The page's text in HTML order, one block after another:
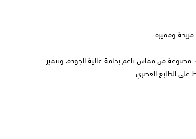
ومميزة.
مصنوعة من قماش ناعم بخامة عالية الجودة، وتتميز
على الطابع العصري.